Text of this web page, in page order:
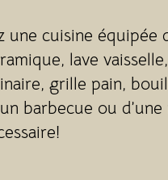
une cuisine équipée
lave
grille pain,
barbecue ou